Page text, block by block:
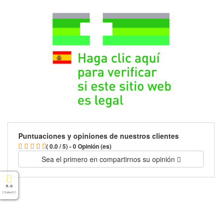
Puntuaciones y opiniones de nuestros clientes
( 0.0 / 5) - 0 Opinión (es)
Sea el primero en compartirnos su opinión
5.0
( Sobre 5 )